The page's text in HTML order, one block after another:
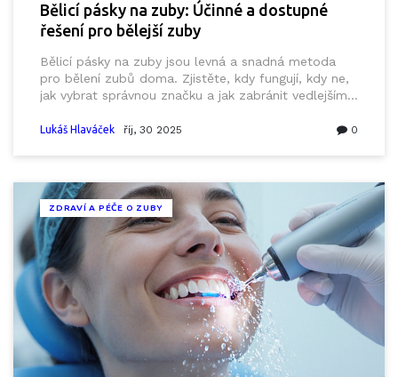
Bělicí pásky na zuby: Účinné a dostupné
řešení pro bělejší zuby
Bělicí pásky na zuby jsou levná a snadná metoda
pro bělení zubů doma. Zjistěte, kdy fungují, kdy ne,
jak vybrat správnou značku a jak zabránit vedlejším
bělení.
Lukáš Hlaváček říj, 30 2025 0
ZDRAVÍ A PÉČE O ZUBY